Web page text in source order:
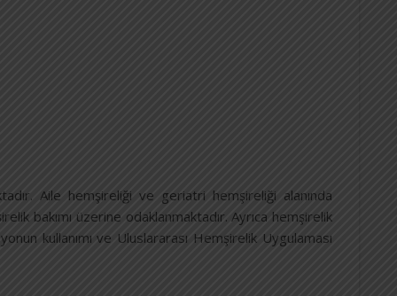
Aile hemşireliği ve geriatri hemşireliği alanında
bakımı üzerine odaklanmaktadır. Ayrıca hemşirelik
kullanımı ve Uluslararası Hemşirelik Uygulaması